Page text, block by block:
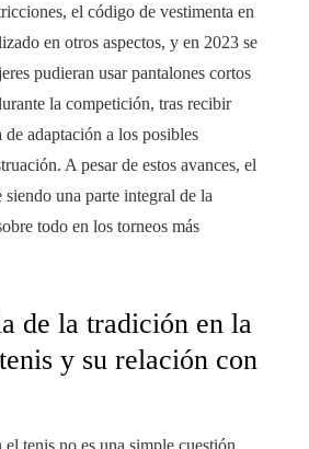
el código de vestimenta en
en otros aspectos, y en 2023 se
pudieran usar pantalones cortos
la competición, tras recibir
adaptación a los posibles
A pesar de estos avances, el
una parte integral de la
todo en los torneos más
de la tradición en la
y su relación con
tenis no es una simple cuestión